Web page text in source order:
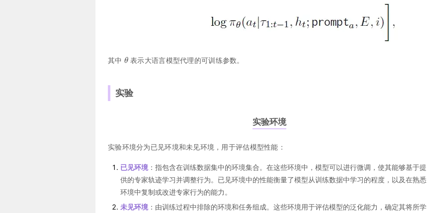
其中 表示大语言模型代理的可训练参数。
实验
实验环境
实验环境分为已见环境和未见环境，用于评估模型性能：
已见环境 ：指包含在训练数据集中的环境集合。在这些环境中，模型可以进行微调，使其能够基于提
供的专家轨迹学习并调整行为。已见环境中的性能衡量了模型从训练数据中学习的程度，以及在熟悉
环境中复制或改进专家行为的能力。
未见环境 ：由训练过程中排除的环境和任务组成。这些环境用于评估模型的泛化能力，确定其将所学